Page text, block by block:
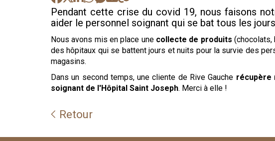
Pendant cette crise du covid 19, nous faisons
aider le personnel soignant qui se bat tous les
Nous avons mis en place une collecte de produits (chocolats,
des hôpitaux qui se battent jours et nuits pour la survie des
magasins.
Dans un second temps, une cliente de Rive Gauche récupère
soignant de l'Hôpital Saint Joseph. Merci à elle !
Retour